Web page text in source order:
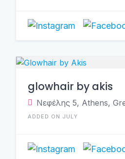
glowhair by akis
Νεφέλης 5, Athens,
ADDED ON JULY